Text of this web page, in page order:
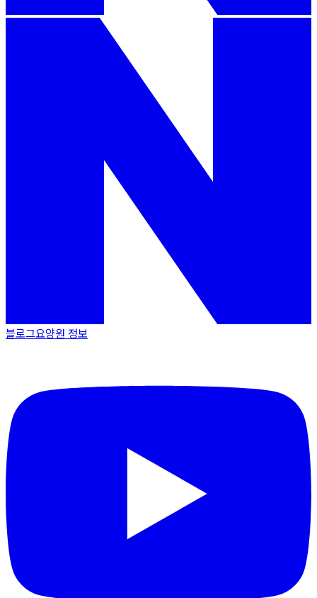
블로그요양원 정보